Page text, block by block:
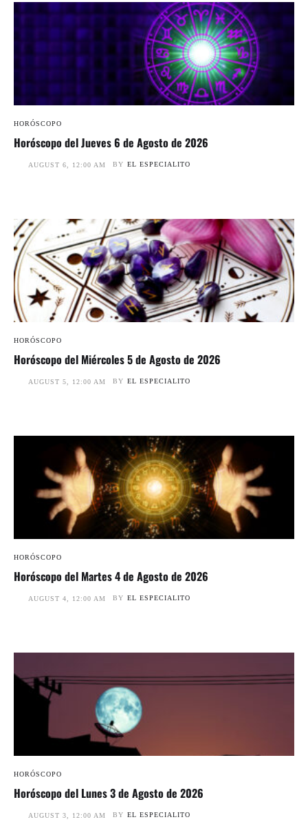
HORÓSCOPO
Horóscopo del Jueves 6 de Agosto de 2026
AUGUST 6, 12:00 AM BY EL ESPECIALITO
HORÓSCOPO
Horóscopo del Miércoles 5 de Agosto de 2026
AUGUST 5, 12:00 AM BY EL ESPECIALITO
HORÓSCOPO
Horóscopo del Martes 4 de Agosto de 2026
AUGUST 4, 12:00 AM BY EL ESPECIALITO
HORÓSCOPO
Horóscopo del Lunes 3 de Agosto de 2026
AUGUST 3, 12:00 AM BY EL ESPECIALITO